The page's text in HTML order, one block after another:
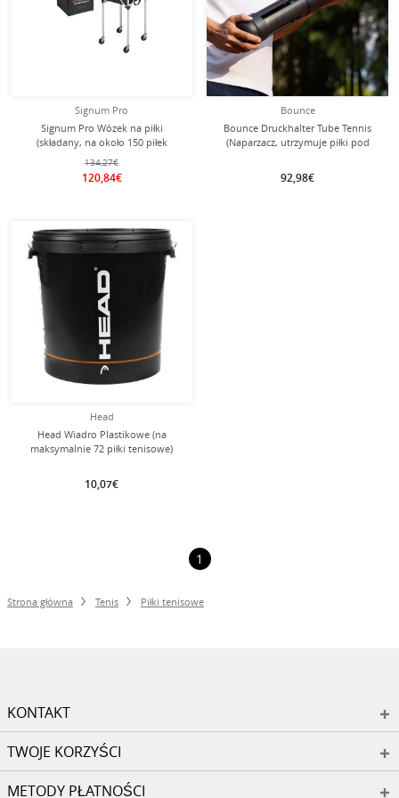
Signum Pro
Signum Pro Wózek na piłki
(składany, na około 150 piłek
tenisowych) czarny - 1 sztuka
134,27€
120,84€
Bounce
Bounce Druckhalter Tube Tennis
(Naparzacz, utrzymuje piłki pod
92,98€
Head
Head Wiadro Plastikowe (na
maksymalnie 72 piłki tenisowe)
10,07€
1
Strona główna Tenis Piłki tenisowe
KONTAKT
TWOJE KORZYŚCI
METODY PŁATNOŚCI